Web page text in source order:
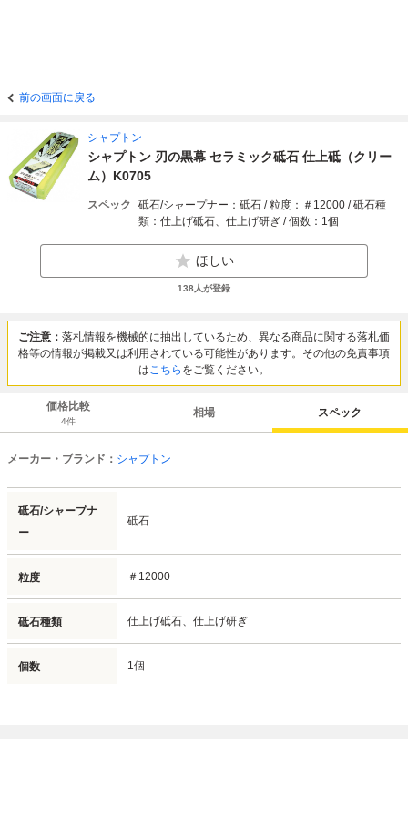
前の画面に戻る
シャプトン
シャプトン 刃の黒幕 セラミック砥石 仕上砥（クリー
ム）K0705
スペック
砥石/シャープナー：砥石 / 粒度：＃12000 / 砥石種
類：仕上げ砥石、仕上げ研ぎ / 個数：1個
ほしい
138人が登録
ご注意： 落札情報を機械的に抽出しているため、異なる商品に関する落札価
格等の情報が掲載又は利用されている可能性があります。その他の免責事項
はこちら をご覧ください。
価格比較
4件
相場 スペック
メーカー・ブランド： シャプトン
砥石/シャープナ
ー
砥石
粒度 ＃12000
砥石種類 仕上げ砥石、仕上げ研ぎ
個数 1個